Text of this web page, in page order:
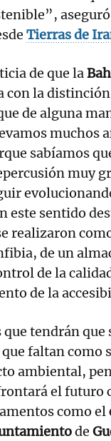
aseguró
Tierras de
de que la
con la
de alguna
muchos
sabíamos
muy
este sentido
realizaron
de un
de la
de la
tendrán que
faltan como
ambiental,
el futuro
como el
de